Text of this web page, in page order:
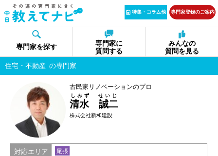
特集・コラム他 専門家登録のご案内
専門家を探す
専門家に
質問する
みんなの
質問を見る
住宅・不動産 の専門家
古民家リノベーションのプロ
清水 誠二
しみず せいじ
株式会社新和建設
対応エリア 尾張